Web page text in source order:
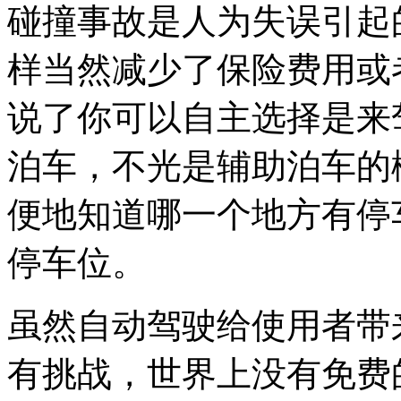
碰撞事故是人为失误引
样当然减少了保险费用
说了你可以自主选择是
泊车，不光是辅助泊车
便地知道哪一个地方有
停车位。
虽然自动驾驶给使用者
有挑战，世界上没有免